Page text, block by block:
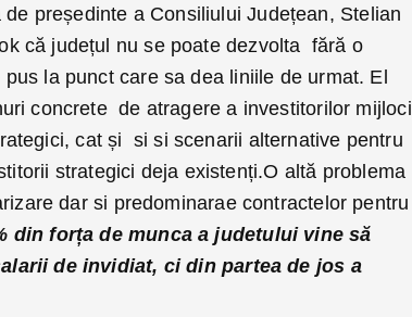
președinte a Consiliului Județean, Stelian
că județul nu se poate dezvolta fără o
la punct care sa dea liniile de urmat. El
concrete de atragere a investitorilor
cat și si si scenarii alternative pentru
strategici deja existenți.O altă problema
dar si predominarae contractelor pentru
din forța de munca a judetului vine să
de invidiat, ci din partea de jos a